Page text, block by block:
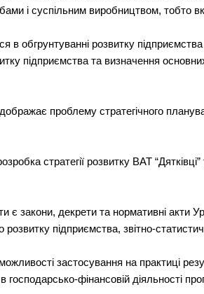
і суспільним виробництвом, тобто
в обгрунтуванні розвитку
підприємства та визначення
проблему стратегічного
стратегії розвитку ВАТ “Дятківці”
закони, декрети та нормативні акти
підприємства, звітно-
застосування на практиці
господарсько-фінансовій діяльності